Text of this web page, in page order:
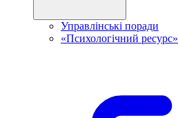
Управлінські поради
«Психологічний ресурс»